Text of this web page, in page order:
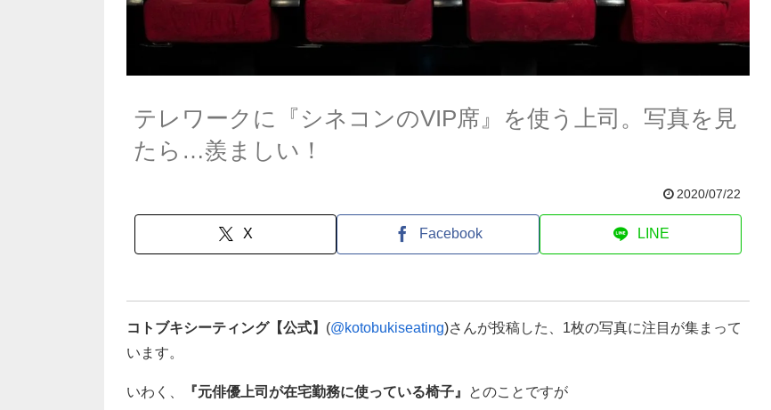
テレワークに『シネコンのVIP席』を使う上司。写真を見
たら…羨ましい！
2020/07/22
X Facebook LINE
コトブキシーティング【公式】 (@kotobukiseating)さんが投稿した、1枚の写真に注目が集まって
います。
いわく、 『元俳優上司が在宅勤務に使っている椅子』 とのことですが